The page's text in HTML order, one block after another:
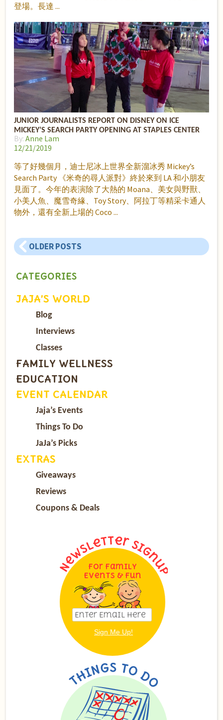
登場。長達
JUNIOR JOURNALISTS REPORT ON DISNEY ON ICE
MICKEY’S SEARCH PARTY OPENING AT STAPLES CENTER
By: Anne Lam
12/21/2019
等了好幾個月，迪士尼冰上世界全新溜冰秀 Mickey’s
Search Party 《米奇的尋人派對》終於來到 LA 和小朋友
見面了。今年的表演除了大熱的 Moana、美女與野獸、
小美人魚、魔雪奇緣、Toy Story、阿拉丁等精采卡通人
物外，還有全新上場的 Coco
OLDER POSTS
CATEGORIES
JAJA’S WORLD
Blog
Interviews
Classes
FAMILY WELLNESS
EDUCATION
EVENT CALENDAR
Jaja’s Events
Things To Do
JaJa’s Picks
EXTRAS
Giveaways
Reviews
Coupons & Deals
For Family
Events & Fun